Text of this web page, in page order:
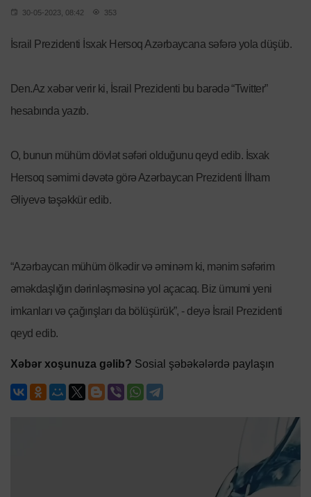
30-05-2023, 08:42 353
İsrail Prezidenti İsxak Hersoq Azərbaycana səfərə yola düşüb.
Den.Az xəbər verir ki, İsrail Prezidenti bu barədə “Twitter”
hesabında yazıb.
O, bunun mühüm dövlət səfəri olduğunu qeyd edib. İsxak
Hersoq səmimi dəvətə görə Azərbaycan Prezidenti İlham
Əliyevə təşəkkür edib.
“Azərbaycan mühüm ölkədir və əminəm ki, mənim səfərim
əməkdaşlığın dərinləşməsinə yol açacaq. Biz ümumi yeni
imkanları və çağırışları da bölüşürük”, - deyə İsrail Prezidenti
qeyd edib.
Xəbər xoşunuza gəlib? Sosial şəbəkələrdə paylaşın